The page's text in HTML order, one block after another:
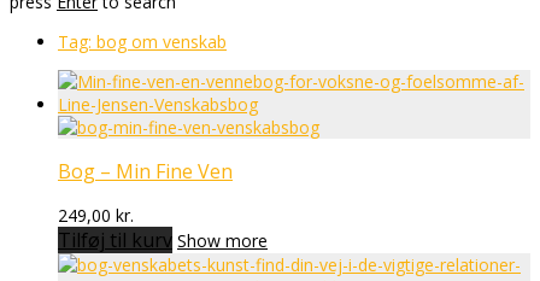
Tag: bog om venskab
Bog – Min Fine Ven
249,00 kr.
Tilføj til kurv Show more